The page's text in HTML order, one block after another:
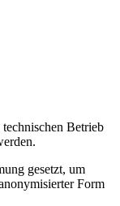
Betrieb
gesetzt, um
Form